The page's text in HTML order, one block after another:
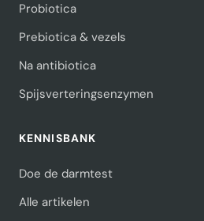
Probiotica
Prebiotica & vezels
Na antibiotica
Spijsverteringsenzymen
KENNISBANK
Doe de darmtest
Alle artikelen